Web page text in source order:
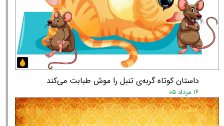
داستان کوتاه گربه‌ی تنبل را موش طبابت می‌کند
۱۶ مرداد ۰۵